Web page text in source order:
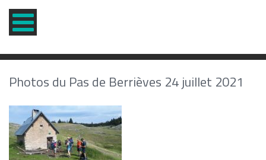
Photos du Pas de Berrièves 24 juillet 2021